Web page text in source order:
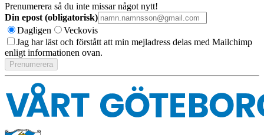
Prenumerera så du inte missar något nytt!
Din epost (obligatorisk)
Dagligen
Veckovis
Jag har läst och förstått att min mejladress delas med Mailchimp
enligt informationen ovan.